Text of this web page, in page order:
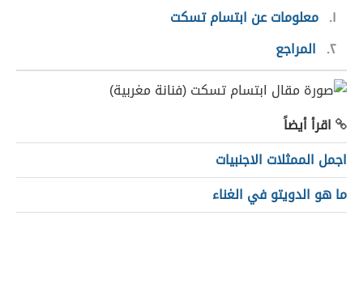
١ معلومات عن ابتسام تسكت
٢ المراجع
اقرأ أيضاً
اجمل الممثلات الاجنبيات
ما هو الدويتو في الغناء